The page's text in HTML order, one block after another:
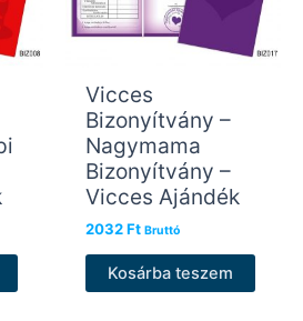
Vicces
Bizonyítvány –
Nagymama
Bizonyítvány –
Vicces Ajándék
2032Ft Bruttó
Kosárba teszem